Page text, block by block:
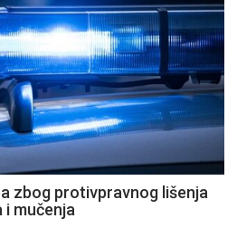
zbog protivpravnog lišenja
mučenja